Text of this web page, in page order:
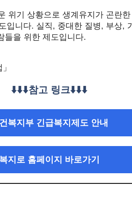
위기 상황으로 생계유지가 곤란
입니다. 실직, 중대한 질병, 부상,
들을 위한 제도입니다.
⬇️⬇️⬇️참고 링크⬇️⬇️⬇️
복지부 긴급복지제도 안내
복지로 홈페이지 바로가기